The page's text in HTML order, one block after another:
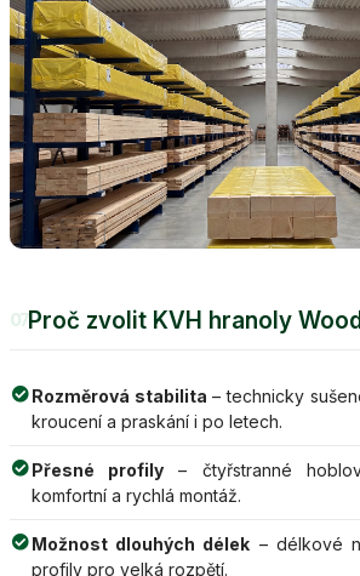
07Proč zvolit KVH hranoly
Rozměrová stabilita – technicky
kroucení a praskání i po letech.
Přesné profily – čtyřstranné
komfortní a rychlá montáž.
Možnost dlouhých délek – délkové
profily pro velká rozpětí.